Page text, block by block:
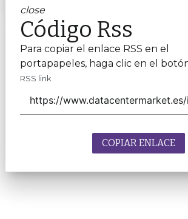
close
Código Rss
Para copiar el enlace RSS en el
portapapeles, haga clic en el
RSS link
COPIAR ENLACE